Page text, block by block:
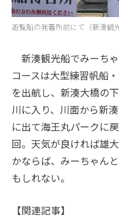
遊覧船の発着所前にて（新湊観
新湊観光船でみーち
コースは大型練習帆船
を出航し、新湊大橋の
川に入り、川面から新
に出て海王丸パークに
回。天気が良ければ雄
かならば、みーちゃん
もしれない。
【関連記事】